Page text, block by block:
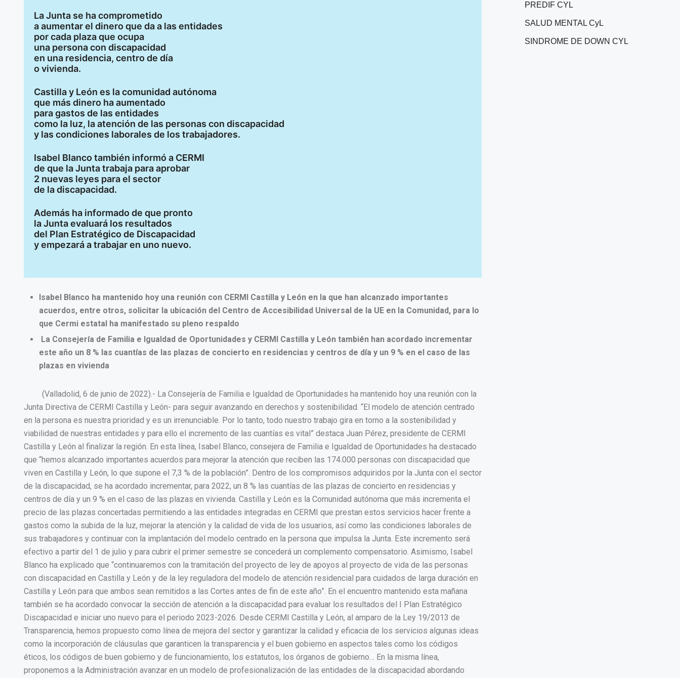
La Junta se ha comprometido
a aumentar el dinero que da a las entidades
por cada plaza que ocupa
una persona con discapacidad
en una residencia, centro de día
o vivienda.
Castilla y León es la comunidad autónoma
que más dinero ha aumentado
para gastos de las entidades
como la luz, la atención de las personas con discapacidad
y las condiciones laborales de los trabajadores.
Isabel Blanco también informó a CERMI
de que la Junta trabaja para aprobar
2 nuevas leyes para el sector
de la discapacidad.
Además ha informado de que pronto
la Junta evaluará los resultados
del Plan Estratégico de Discapacidad
y empezará a trabajar en uno nuevo.
Isabel Blanco ha mantenido hoy una reunión con CERMI Castilla y León en la que han alcanzado importantes
acuerdos, entre otros, solicitar la ubicación del Centro de Accesibilidad Universal de la UE en la Comunidad, para lo
que Cermi estatal ha manifestado su pleno respaldo
La Consejería de Familia e Igualdad de Oportunidades y CERMI Castilla y León también han acordado incrementar
este año un 8 % las cuantías de las plazas de concierto en residencias y centros de día y un 9 % en el caso de las
plazas en vivienda
(Valladolid, 6 de junio de 2022).- La Consejería de Familia e Igualdad de Oportunidades ha mantenido hoy una reunión con la
Junta Directiva de CERMI Castilla y León- para seguir avanzando en derechos y sostenibilidad. “El modelo de atención centrado
en la persona es nuestra prioridad y es un irrenunciable. Por lo tanto, todo nuestro trabajo gira en torno a la sostenibilidad y
viabilidad de nuestras entidades y para ello el incremento de las cuantías es vital” destaca Juan Pérez, presidente de CERMI
Castilla y León al finalizar la región. En esta línea, Isabel Blanco, consejera de Familia e Igualdad de Oportunidades ha destacado
que “hemos alcanzado importantes acuerdos para mejorar la atención que reciben las 174.000 personas con discapacidad que
viven en Castilla y León, lo que supone el 7,3 % de la población”. Dentro de los compromisos adquiridos por la Junta con el sector
de la discapacidad, se ha acordado incrementar, para 2022, un 8 % las cuantías de las plazas de concierto en residencias y
centros de día y un 9 % en el caso de las plazas en vivienda. Castilla y León es la Comunidad autónoma que más incrementa el
precio de las plazas concertadas permitiendo a las entidades integradas en CERMI que prestan estos servicios hacer frente a
gastos como la subida de la luz, mejorar la atención y la calidad de vida de los usuarios, así como las condiciones laborales de
sus trabajadores y continuar con la implantación del modelo centrado en la persona que impulsa la Junta. Este incremento será
efectivo a partir del 1 de julio y para cubrir el primer semestre se concederá un complemento compensatorio. Asimismo, Isabel
Blanco ha explicado que “continuaremos con la tramitación del proyecto de ley de apoyos al proyecto de vida de las personas
con discapacidad en Castilla y León y de la ley reguladora del modelo de atención residencial para cuidados de larga duración en
Castilla y León para que ambos sean remitidos a las Cortes antes de fin de este año”. En el encuentro mantenido esta mañana
también se ha acordado convocar la sección de atención a la discapacidad para evaluar los resultados del I Plan Estratégico
Discapacidad e iniciar uno nuevo para el periodo 2023-2026. Desde CERMI Castilla y León, al amparo de la Ley 19/2013 de
Transparencia, hemos propuesto como línea de mejora del sector y garantizar la calidad y eficacia de los servicios algunas ideas
como la incorporación de cláusulas que garanticen la transparencia y el buen gobierno en aspectos tales como los códigos
éticos, los códigos de buen gobierno y de funcionamiento, los estatutos, los órganos de gobierno… En la misma línea,
proponemos a la Administración avanzar en un modelo de profesionalización de las entidades de la discapacidad abordando
PREDIF CYL
SALUD MENTAL CyL
SINDROME DE DOWN CYL